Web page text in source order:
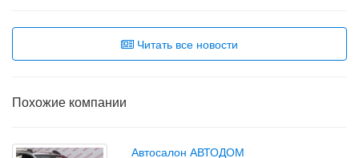
Читать все новости
Похожие компании
Автосалон АВТОДОМ